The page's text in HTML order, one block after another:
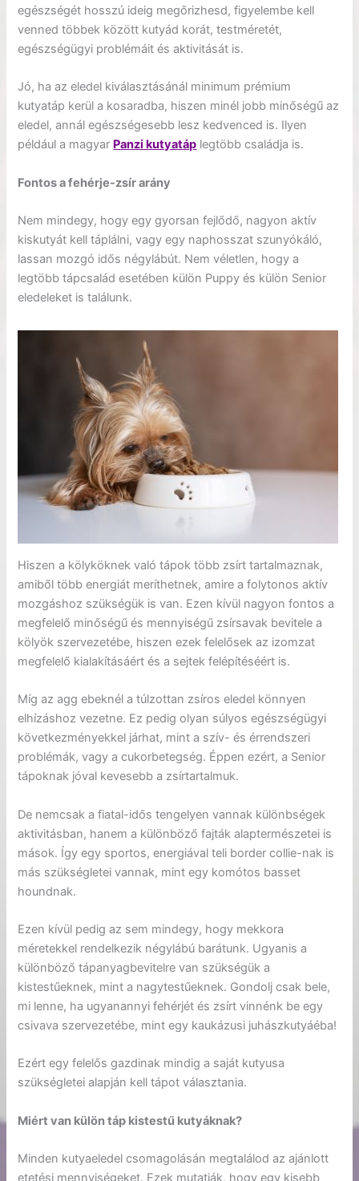
egészségét hosszú ideig megőrizhesd, figyelembe kell
venned többek között kutyád korát, testméretét,
egészségügyi problémáit és aktivitását is.
Jó, ha az eledel kiválasztásánál minimum prémium
kutyatáp kerül a kosaradba, hiszen minél jobb minőségű az
eledel, annál egészségesebb lesz kedvenced is. Ilyen
például a magyar Panzi kutyatáp legtöbb családja is.
Fontos a fehérje-zsír arány
Nem mindegy, hogy egy gyorsan fejlődő, nagyon aktív
kiskutyát kell táplálni, vagy egy naphosszat szunyókáló,
lassan mozgó idős négylábút. Nem véletlen, hogy a
legtöbb tápcsalád esetében külön Puppy és külön Senior
eledeleket is találunk.
Hiszen a kölyköknek való tápok több zsírt tartalmaznak,
amiből több energiát meríthetnek, amire a folytonos aktív
mozgáshoz szükségük is van. Ezen kívül nagyon fontos a
megfelelő minőségű és mennyiségű zsírsavak bevitele a
kölyök szervezetébe, hiszen ezek felelősek az izomzat
megfelelő kialakításáért és a sejtek felépítéséért is.
Míg az agg ebeknél a túlzottan zsíros eledel könnyen
elhízáshoz vezetne. Ez pedig olyan súlyos egészségügyi
következményekkel járhat, mint a szív- és érrendszeri
problémák, vagy a cukorbetegség. Éppen ezért, a Senior
tápoknak jóval kevesebb a zsírtartalmuk.
De nemcsak a fiatal-idős tengelyen vannak különbségek
aktivitásban, hanem a különböző fajták alaptermészetei is
mások. Így egy sportos, energiával teli border collie-nak is
más szükségletei vannak, mint egy komótos basset
houndnak.
Ezen kívül pedig az sem mindegy, hogy mekkora
méretekkel rendelkezik négylábú barátunk. Ugyanis a
különböző tápanyagbevitelre van szükségük a
kistestűeknek, mint a nagytestűeknek. Gondolj csak bele,
mi lenne, ha ugyanannyi fehérjét és zsírt vinnénk be egy
csivava szervezetébe, mint egy kaukázusi juhászkutyáéba!
Ezért egy felelős gazdinak mindig a saját kutyusa
szükségletei alapján kell tápot választania.
Miért van külön táp kistestű kutyáknak?
Minden kutyaeledel csomagolásán megtalálod az ajánlott
etetési mennyiségeket. Ezek mutatják, hogy egy kisebb